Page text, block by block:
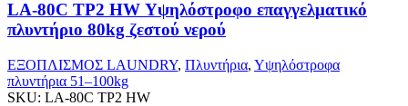
LA-80C TP2 HW Υψηλόστροφο επαγγελματικό
πλυντήριο 80kg ζεστού νερού
ΕΞΟΠΛΙΣΜΟΣ LAUNDRY, Πλυντήρια, Υψηλόστροφα
πλυντήρια 51–100kg
SKU: LA-80C TP2 HW